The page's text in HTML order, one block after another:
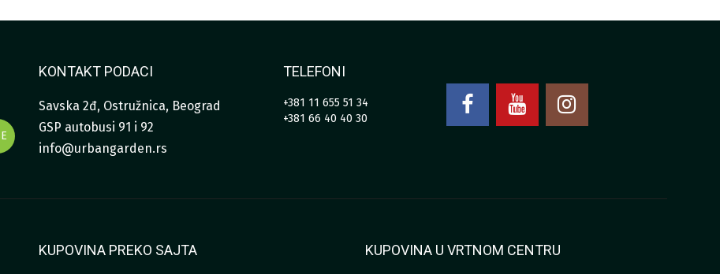
KONTAKT PODACI
Savska 2đ, Ostružnica, Beograd
GSP autobusi 91 i 92
info@urbangarden.rs
TELEFONI
+381 11 655 51 34
+381 66 40 40 30
KUPOVINA PREKO SAJTA KUPOVINA U VRTNOM CENTRU